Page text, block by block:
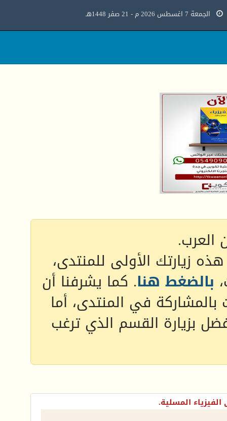
الجمعة 7 اغسطس 2026 م - 21 صفر 1448هـ
العرب.
زيارتك الأولى للمنتدى،
بالضغط هنا. كما يشرفنا أن
بالمشاركة في المنتدى، أما
بزيارة القسم الذي ترغب
المسلية.